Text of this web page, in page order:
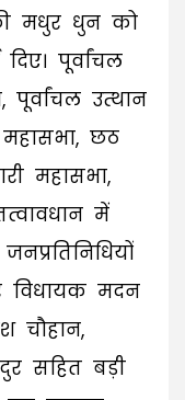
मधुर धुन को
पूर्वांचल
पूर्वांचल उत्थान
महासभा, छठ
महासभा,
में
विधायक मदन
चौहान,
सहित बड़ी